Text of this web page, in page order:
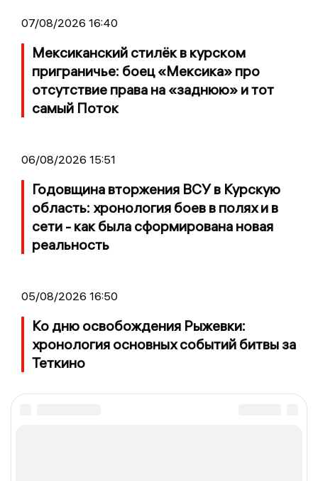
07/08/2026 16:40
Мексиканский стилёк в курском
приграничье: боец «Мексика» про
отсутствие права на «заднюю» и тот
самый Поток
06/08/2026 15:51
Годовщина вторжения ВСУ в Курскую
область: хронология боев в полях и в
сети - как была сформирована новая
реальность
05/08/2026 16:50
Ко дню освобождения Рыжевки:
хронология основных событий битвы за
Теткино